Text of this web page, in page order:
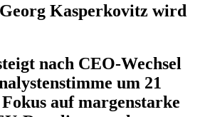
Kasperkovitz wird
nach CEO-Wechsel
um 21
auf margenstarke